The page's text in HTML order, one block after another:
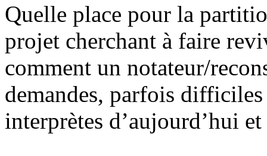
Quelle place pour la
projet cherchant à faire
comment un notateur/
demandes, parfois
interprètes d’aujourd’hui